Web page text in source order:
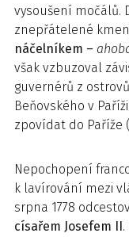
vysoušení močálů.
znepřátelené
náčelníkem –
však vzbuzoval
guvernérů z
Beňovského v
zpovídat do Paříže
Nepochopení
k lavírování mezi
srpna 1778
císařem Josefem II